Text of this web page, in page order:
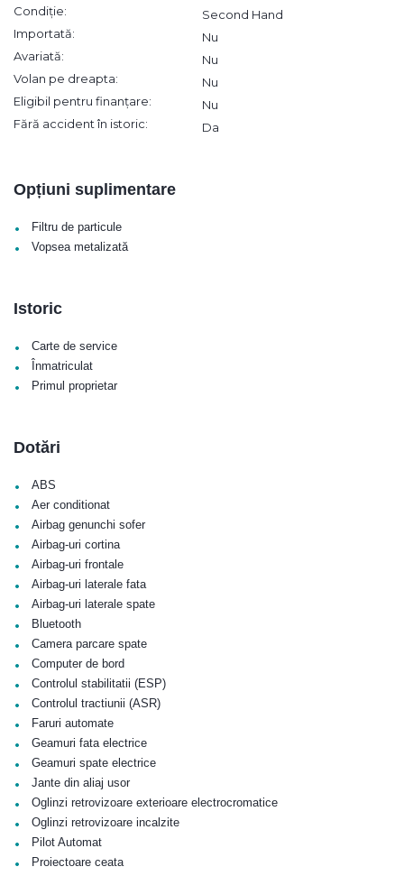
Condiție:
Second Hand
Importată:
Nu
Avariată:
Nu
Volan pe dreapta:
Nu
Eligibil pentru finanțare:
Nu
Fără accident în istoric:
Da
Opțiuni suplimentare
• Filtru de particule
• Vopsea metalizată
Istoric
• Carte de service
• Înmatriculat
• Primul proprietar
Dotări
• ABS
• Aer conditionat
• Airbag genunchi sofer
• Airbag-uri cortina
• Airbag-uri frontale
• Airbag-uri laterale fata
• Airbag-uri laterale spate
• Bluetooth
• Camera parcare spate
• Computer de bord
• Controlul stabilitatii (ESP)
• Controlul tractiunii (ASR)
• Faruri automate
• Geamuri fata electrice
• Geamuri spate electrice
• Jante din aliaj usor
• Oglinzi retrovizoare exterioare electrocromatice
• Oglinzi retrovizoare incalzite
• Pilot Automat
• Proiectoare ceata